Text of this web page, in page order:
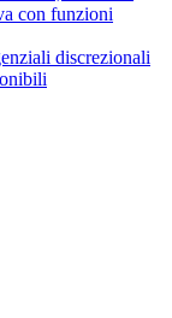
con funzioni
discrezionali